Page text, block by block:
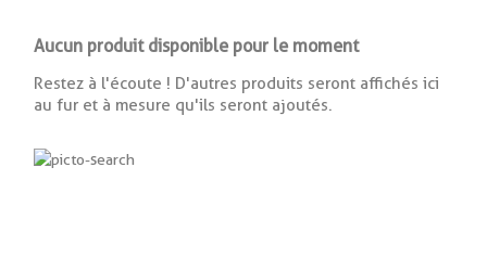
Aucun produit disponible pour le moment
Restez à l'écoute ! D'autres produits seront affichés ici
au fur et à mesure qu'ils seront ajoutés.